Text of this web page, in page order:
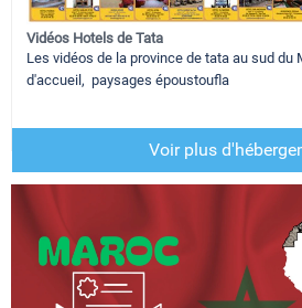
Vidéos Hotels de Tata
Les vidéos de la province de tata au sud du
d'accueil, paysages époustoufla
Voir plus